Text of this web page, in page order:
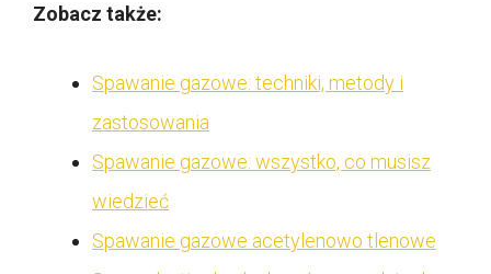
Zobacz także:
Spawanie gazowe: techniki, metody i
zastosowania
Spawanie gazowe: wszystko, co musisz
wiedzieć
Spawanie gazowe acetylenowo tlenowe